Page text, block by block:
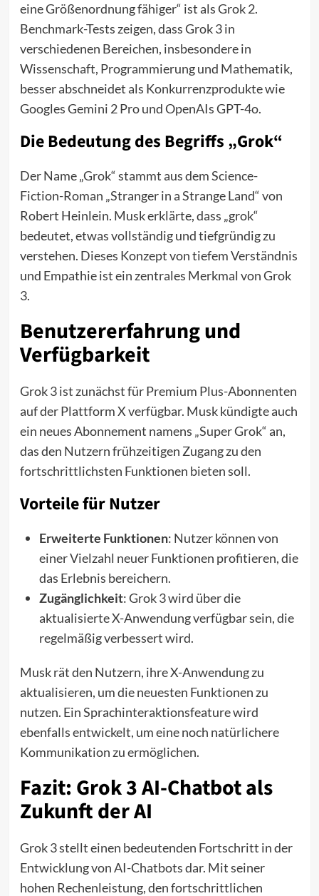
eine Größenordnung fähiger“ ist als Grok 2.
Benchmark-Tests zeigen, dass Grok 3 in
verschiedenen Bereichen, insbesondere in
Wissenschaft, Programmierung und Mathematik,
besser abschneidet als Konkurrenzprodukte wie
Googles Gemini 2 Pro und OpenAIs GPT-4o.
Die Bedeutung des Begriffs „Grok“
Der Name „Grok“ stammt aus dem Science-
Fiction-Roman „Stranger in a Strange Land“ von
Robert Heinlein. Musk erklärte, dass „grok“
bedeutet, etwas vollständig und tiefgründig zu
verstehen. Dieses Konzept von tiefem Verständnis
und Empathie ist ein zentrales Merkmal von Grok
3.
Benutzererfahrung und
Verfügbarkeit
Grok 3 ist zunächst für Premium Plus-Abonnenten
auf der Plattform X verfügbar. Musk kündigte auch
ein neues Abonnement namens „Super Grok“ an,
das den Nutzern frühzeitigen Zugang zu den
fortschrittlichsten Funktionen bieten soll.
Vorteile für Nutzer
Erweiterte Funktionen: Nutzer können von
einer Vielzahl neuer Funktionen profitieren, die
das Erlebnis bereichern.
Zugänglichkeit: Grok 3 wird über die
aktualisierte X-Anwendung verfügbar sein, die
regelmäßig verbessert wird.
Musk rät den Nutzern, ihre X-Anwendung zu
aktualisieren, um die neuesten Funktionen zu
nutzen. Ein Sprachinteraktionsfeature wird
ebenfalls entwickelt, um eine noch natürlichere
Kommunikation zu ermöglichen.
Fazit: Grok 3 AI-Chatbot als
Zukunft der AI
Grok 3 stellt einen bedeutenden Fortschritt in der
Entwicklung von AI-Chatbots dar. Mit seiner
hohen Rechenleistung, den fortschrittlichen